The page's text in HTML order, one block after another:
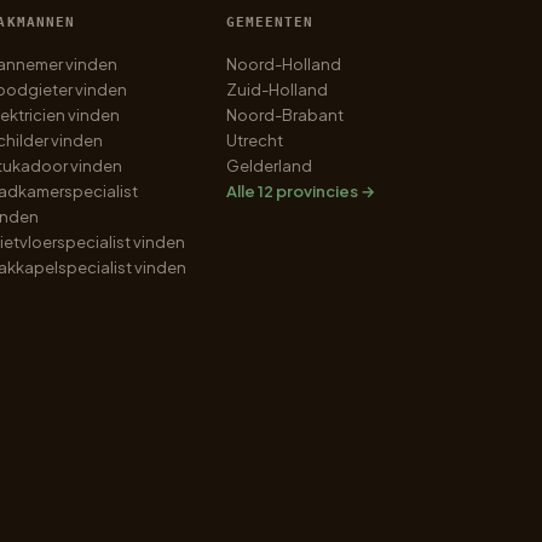
vinden
vinden
vinden
vinden
vinden
vinden
vinden
GEMEENTEN
Noord-Holland
Zuid-Holland
Noord-Brabant
Utrecht
Gelderland
Alle 12 provincies →